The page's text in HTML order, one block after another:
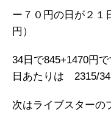
ー７０円の日が２１
円）
34日で845+1470
日あたりは 2315/34
次はライブスターの